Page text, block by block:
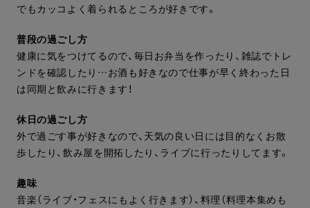
でもカッコよく着られるところが好きです。
普段の過ごし方
健康に気をつけてるので、毎日お弁当を作ったり、雑誌でトレ
ンドを確認したり…お酒も好きなので仕事が早く終わった日
は同期と飲みに行きます！
休日の過ごし方
外で過ごす事が好きなので、天気の良い日には目的なくお散
歩したり、飲み屋を開拓したり、ライブに行ったりしてます。
趣味
音楽（ライブ・フェスにもよく行きます）、料理（料理本集めも